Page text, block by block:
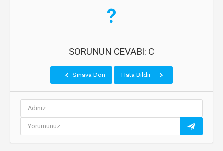
SORUNUN CEVABI: C
Sınava Dön Hata Bildir